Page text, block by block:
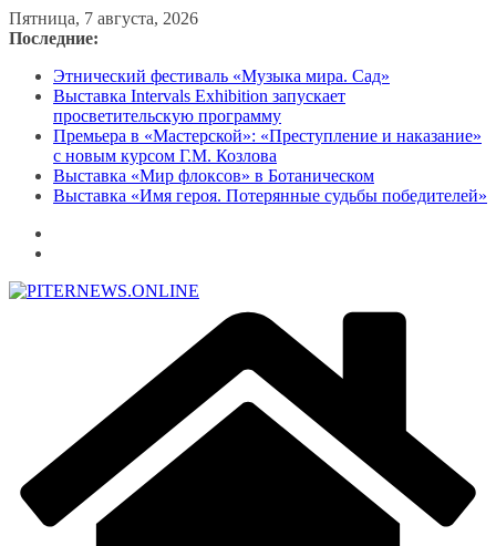
Перейти
к
Пятница, 7 августа, 2026
Последние:
Этнический фестиваль «Музыка мира. Сад»
Выставка Intervals Exhibition запускает
просветительскую программу
Премьера в «Мастерской»: «Преступление и наказание»
с новым курсом Г.М. Козлова
Выставка «Мир флоксов» в Ботаническом
Выставка «Имя героя. Потерянные судьбы победителей»